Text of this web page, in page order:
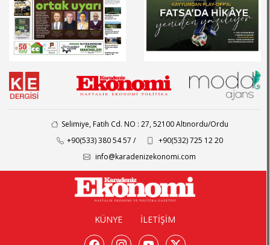
Selimiye, Fatih Cd. NO : 27, 52100 Altınordu/Ordu
+90(533) 380 54 57 /
+90(532) 725 12 20
info@karadenizekonomi.com
KÜNYE İLETİŞİM